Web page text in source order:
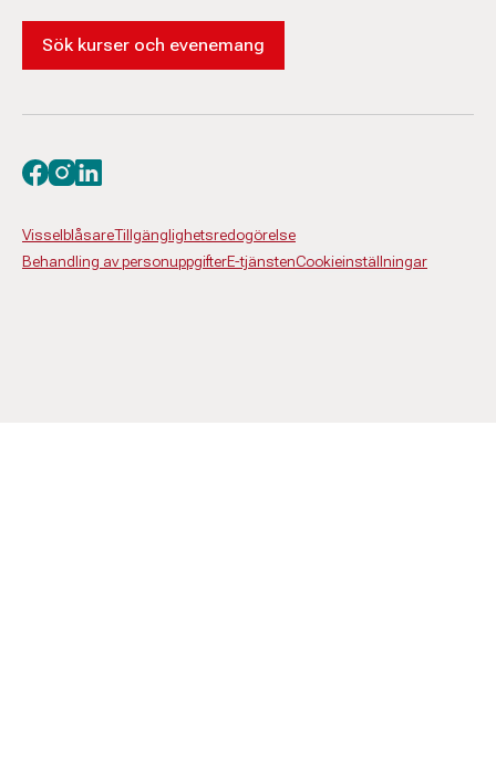
Sök kurser och evenemang
VisselblåsareTillgänglighetsredogörelse
Behandling av personuppgifterE-tjänstenCookieinställningar
Besök oss på facebook
Besök oss på instagram
Besök oss på linkedin